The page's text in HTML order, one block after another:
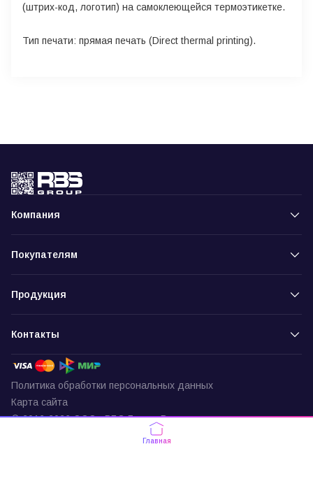
(штрих-код, логотип) на самоклеющейся термоэтикетке.
Тип печати: прямая печать (Direct thermal printing).
Компания
Покупателям
Продукция
Контакты
Политика обработки персональных данных
Карта сайта
© 2016-2026 ООО «РБС-Групп» Все права защищены
Главная